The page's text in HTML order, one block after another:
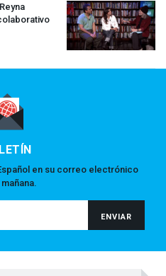
en su correo electrónico